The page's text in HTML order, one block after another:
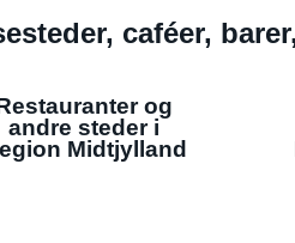
caféer,
og
andre steder i
Midtjylland